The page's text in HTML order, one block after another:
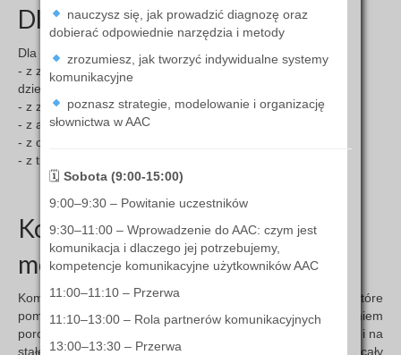
Dla kogo Komunikacja AAC?
Dla dzieci i dorosłych:
- z zaburzeniami neurologicznymi: z mózgowym porażeniem
dziecięcym, zespołami genetycznymi;
- z zaburzeniami ze spektrum autyzmu;
- z afazją, apraksją;
- z opóźnionym rozwojem mowy;
- z trudnościami po urazach mózgu.
Komunikacja AAC to zbiór
metod, narzędzi i strategii.
Komunikacja AAC to zbiór metod, narzędzi i strategii, które
pomagają osobom mającym trudności z mówieniem
porozumiewać się z otoczeniem – zarówno tymczasowo, jak i na
stałe. W komunikacji AAC nie ma jednego rozwiązania. To cały
nauczysz się, jak prowadzić diagnozę oraz
dobierać odpowiednie narzędzia i metody
zrozumiesz, jak tworzyć indywidualne systemy
komunikacyjne
poznasz strategie, modelowanie i organizację
słownictwa w AAC
🗓 Sobota (9:00-15:00)
9:00–9:30 – Powitanie uczestników
9:30–11:00 – Wprowadzenie do AAC: czym jest
komunikacja i dlaczego jej potrzebujemy,
kompetencje komunikacyjne użytkowników AAC
11:00–11:10 – Przerwa
11:10–13:00 – Rola partnerów komunikacyjnych
13:00–13:30 – Przerwa